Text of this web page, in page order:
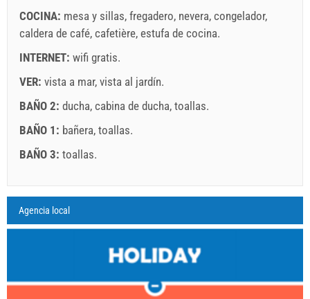
COCINA: mesa y sillas, fregadero, nevera, congelador,
caldera de café, cafetière, estufa de cocina.
INTERNET: wifi gratis.
VER: vista a mar, vista al jardín.
BAÑO 2: ducha, cabina de ducha, toallas.
BAÑO 1: bañera, toallas.
BAÑO 3: toallas.
A3 Apartment (4+1) : Prices 2026 EUR
25 jul. 2026
14 ago. 2026
15 ago. 2026
31 ago. 2026
1 sept. 2026
178.57 EUR
178.57 EUR
128.57 EUR
Leyenda: Las fechas con red el fondo están reservadas
agosto 2026
M X J V S
Los campos marcados con estrella (*) son obligatorios!
Agencia local